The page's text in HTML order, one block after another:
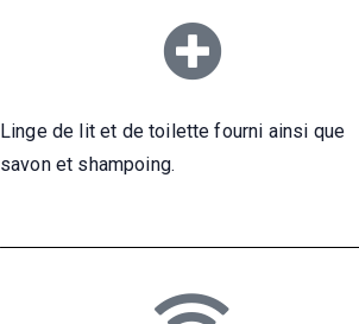
Linge de lit et de toilette fourni ainsi que
savon et shampoing.